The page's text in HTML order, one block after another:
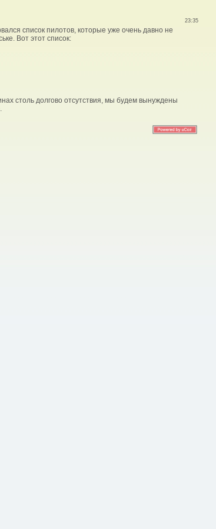
23:35
список пилотов, которые уже очень давно не
Вот этот список:
столь долгово отсутствия, мы будем вынуждены